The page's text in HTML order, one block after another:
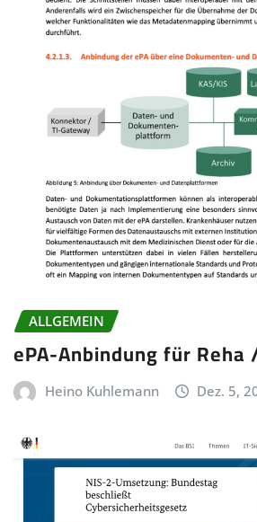
ALLGEMEIN
ePA-Anbindung für Reha
Heino Kuhlemann Dez. 5,